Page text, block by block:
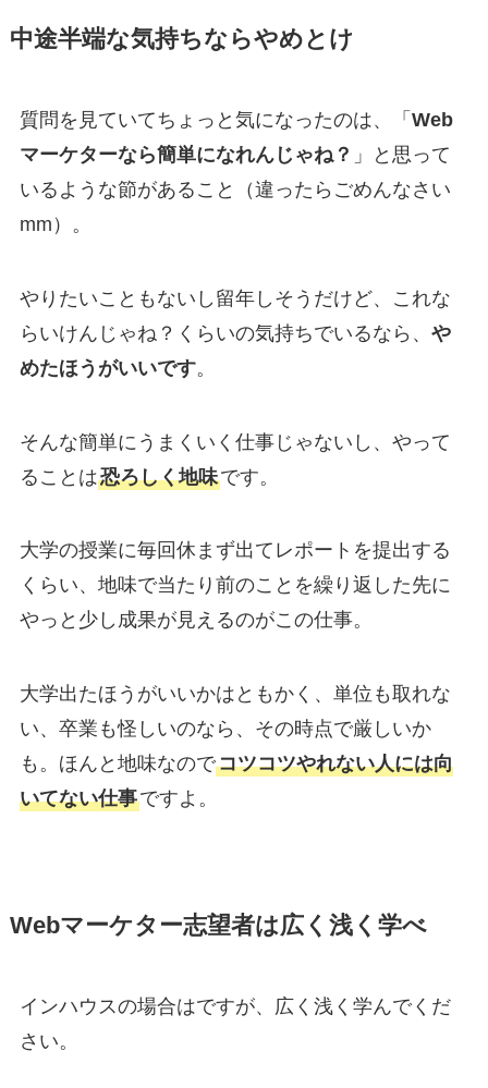
中途半端な気持ちならやめとけ
質問を見ていてちょっと気になったのは、「 Web
マーケターなら簡単になれんじゃね？ 」と思って
いるような節があること（違ったらごめんなさい
mm）。
やりたいこともないし留年しそうだけど、これな
らいけんじゃね？くらいの気持ちでいるなら、 や
めたほうがいいです。
そんな簡単にうまくいく仕事じゃないし、やって
ることは恐ろしく地味です。
大学の授業に毎回休まず出てレポートを提出する
くらい、地味で当たり前のことを繰り返した先に
やっと少し成果が見えるのがこの仕事。
大学出たほうがいいかはともかく、単位も取れな
い、卒業も怪しいのなら、その時点で厳しいか
も。ほんと地味なのでコツコツやれない人には向
いてない仕事ですよ。
Webマーケター志望者は広く浅く学べ
インハウスの場合はですが、広く浅く学んでくだ
さい。